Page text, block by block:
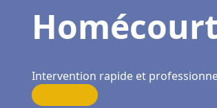
Intervention rapide et